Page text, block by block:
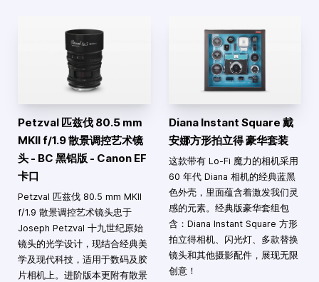
Petzval 匹兹伐 80.5 mm
MKII f/1.9 散景调控艺术镜
头 - BC 黑铝版 - Canon EF
卡口
Petzval 匹兹伐 80.5 mm MKII
f/1.9 散景调控艺术镜头忠于
Joseph Petzval 十九世纪原始
镜头的光学设计，现结合经典美
学及现代科技，适用于数码及胶
片相机上。进阶版本更附有散景
Diana Instant Square 戴
安娜方形拍立得 豪华套装
这款带有 Lo-Fi 魔力的相机采用
60 年代 Diana 相机的经典蓝黑
色外壳，里面蕴含着激发我们灵
感的元素。经典版豪华套组包
含：Diana Instant Square 方形
拍立得相机、闪光灯、多款替换
镜头和其他摄影配件，展现无限
创意！